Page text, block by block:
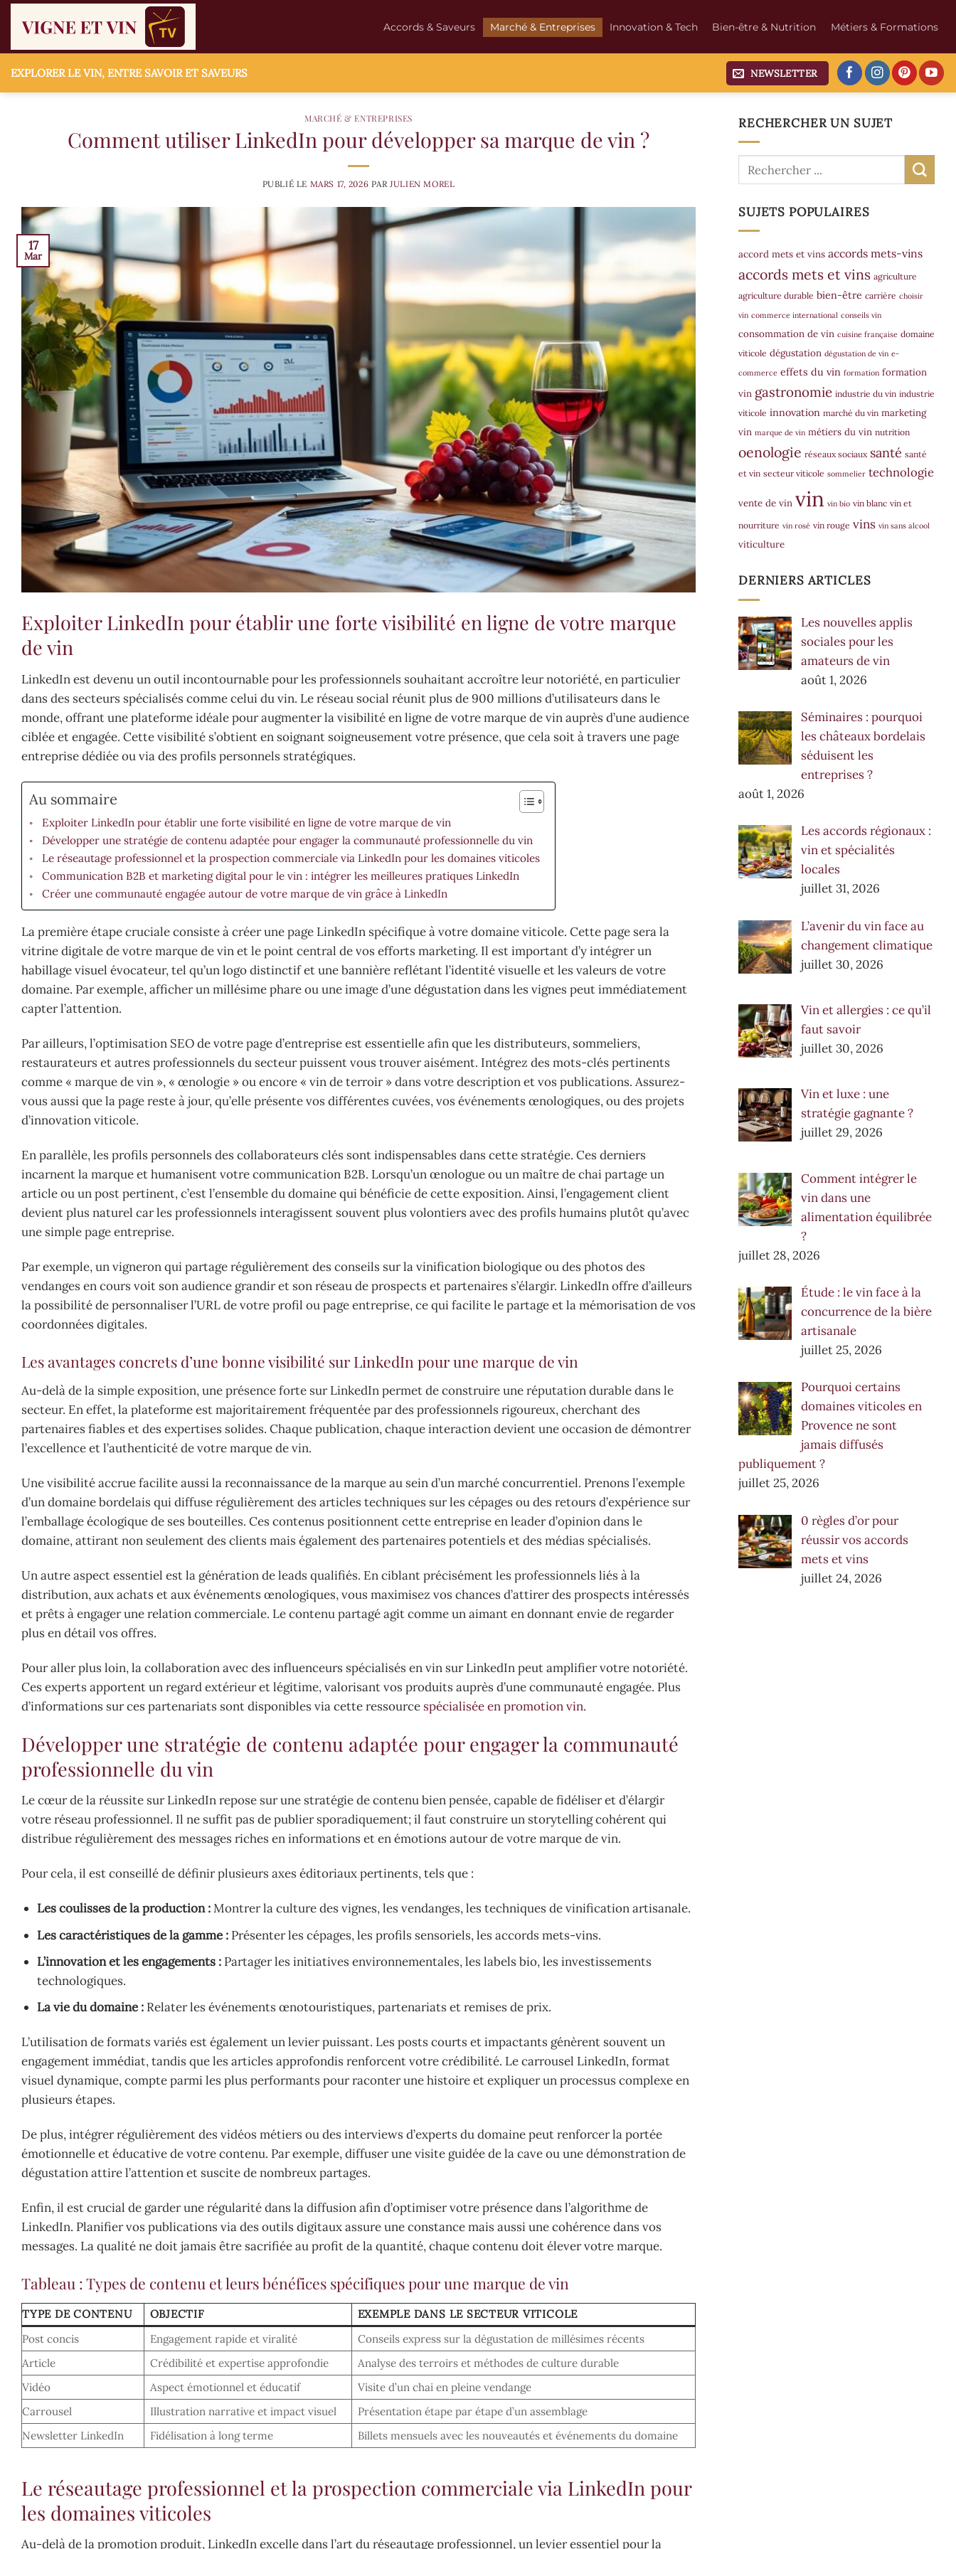
Passer
contenu
Accords & Saveurs Marché & Entreprises Innovation & Tech Bien-être & Nutrition Métiers & Formations
EXPLORER LE VIN, ENTRE SAVOIR ET SAVEURS NEWSLETTER
MARCHÉ & ENTREPRISES
Comment utiliser LinkedIn pour développer sa marque de vin ?
PUBLIÉ LE MARS 17, 2026 PARJULIEN MOREL
17
Mar
Exploiter LinkedIn pour établir une forte visibilité en ligne de votre marque
de vin
LinkedIn est devenu un outil incontournable pour les professionnels souhaitant accroître leur notoriété, en particulier
dans des secteurs spécialisés comme celui du vin. Le réseau social réunit plus de 900 millions d’utilisateurs dans le
monde, offrant une plateforme idéale pour augmenter la visibilité en ligne de votre marque de vin auprès d’une audience
ciblée et engagée. Cette visibilité s’obtient en soignant soigneusement votre présence, que cela soit à travers une page
entreprise dédiée ou via des profils personnels stratégiques.
Au sommaire
Exploiter LinkedIn pour établir une forte visibilité en ligne de votre marque de vin
Développer une stratégie de contenu adaptée pour engager la communauté professionnelle du vin
Le réseautage professionnel et la prospection commerciale via LinkedIn pour les domaines viticoles
Communication B2B et marketing digital pour le vin : intégrer les meilleures pratiques LinkedIn
Créer une communauté engagée autour de votre marque de vin grâce à LinkedIn
La première étape cruciale consiste à créer une page LinkedIn spécifique à votre domaine viticole. Cette page sera la
vitrine digitale de votre marque de vin et le point central de vos efforts marketing. Il est important d’y intégrer un
habillage visuel évocateur, tel qu’un logo distinctif et une bannière reflétant l’identité visuelle et les valeurs de votre
domaine. Par exemple, afficher un millésime phare ou une image d’une dégustation dans les vignes peut immédiatement
capter l’attention.
Par ailleurs, l’optimisation SEO de votre page d’entreprise est essentielle afin que les distributeurs, sommeliers,
restaurateurs et autres professionnels du secteur puissent vous trouver aisément. Intégrez des mots-clés pertinents
comme « marque de vin », « œnologie » ou encore « vin de terroir » dans votre description et vos publications. Assurez-
vous aussi que la page reste à jour, qu’elle présente vos différentes cuvées, vos événements œnologiques, ou des projets
d’innovation viticole.
En parallèle, les profils personnels des collaborateurs clés sont indispensables dans cette stratégie. Ces derniers
incarnent la marque et humanisent votre communication B2B. Lorsqu’un œnologue ou un maître de chai partage un
article ou un post pertinent, c’est l’ensemble du domaine qui bénéficie de cette exposition. Ainsi, l’engagement client
devient plus naturel car les professionnels interagissent souvent plus volontiers avec des profils humains plutôt qu’avec
une simple page entreprise.
Par exemple, un vigneron qui partage régulièrement des conseils sur la vinification biologique ou des photos des
vendanges en cours voit son audience grandir et son réseau de prospects et partenaires s’élargir. LinkedIn offre d’ailleurs
la possibilité de personnaliser l’URL de votre profil ou page entreprise, ce qui facilite le partage et la mémorisation de vos
coordonnées digitales.
Les avantages concrets d’une bonne visibilité sur LinkedIn pour une marque de vin
Au-delà de la simple exposition, une présence forte sur LinkedIn permet de construire une réputation durable dans le
secteur. En effet, la plateforme est majoritairement fréquentée par des professionnels rigoureux, cherchant des
partenaires fiables et des expertises solides. Chaque publication, chaque interaction devient une occasion de démontrer
l’excellence et l’authenticité de votre marque de vin.
Une visibilité accrue facilite aussi la reconnaissance de la marque au sein d’un marché concurrentiel. Prenons l’exemple
d’un domaine bordelais qui diffuse régulièrement des articles techniques sur les cépages ou des retours d’expérience sur
l’emballage écologique de ses bouteilles. Ces contenus positionnent cette entreprise en leader d’opinion dans le
domaine, attirant non seulement des clients mais également des partenaires potentiels et des médias spécialisés.
Un autre aspect essentiel est la génération de leads qualifiés. En ciblant précisément les professionnels liés à la
distribution, aux achats et aux événements œnologiques, vous maximisez vos chances d’attirer des prospects intéressés
et prêts à engager une relation commerciale. Le contenu partagé agit comme un aimant en donnant envie de regarder
plus en détail vos offres.
Pour aller plus loin, la collaboration avec des influenceurs spécialisés en vin sur LinkedIn peut amplifier votre notoriété.
Ces experts apportent un regard extérieur et légitime, valorisant vos produits auprès d’une communauté engagée. Plus
d’informations sur ces partenariats sont disponibles via cette ressource spécialisée en promotion vin.
Développer une stratégie de contenu adaptée pour engager la communauté
professionnelle du vin
Le cœur de la réussite sur LinkedIn repose sur une stratégie de contenu bien pensée, capable de fidéliser et d’élargir
votre réseau professionnel. Il ne suffit pas de publier sporadiquement; il faut construire un storytelling cohérent qui
distribue régulièrement des messages riches en informations et en émotions autour de votre marque de vin.
Pour cela, il est conseillé de définir plusieurs axes éditoriaux pertinents, tels que :
Les coulisses de la production :Montrer la culture des vignes, les vendanges, les techniques de vinification artisanale.
Les caractéristiques de la gamme : Présenter les cépages, les profils sensoriels, les accords mets-vins.
L’innovation et les engagements : Partager les initiatives environnementales, les labels bio, les investissements
technologiques.
La vie du domaine : Relater les événements œnotouristiques, partenariats et remises de prix.
L’utilisation de formats variés est également un levier puissant. Les posts courts et impactants génèrent souvent un
engagement immédiat, tandis que les articles approfondis renforcent votre crédibilité. Le carrousel LinkedIn, format
visuel dynamique, compte parmi les plus performants pour raconter une histoire et expliquer un processus complexe en
plusieurs étapes.
De plus, intégrer régulièrement des vidéos métiers ou des interviews d’experts du domaine peut renforcer la portée
émotionnelle et éducative de votre contenu. Par exemple, diffuser une visite guidée de la cave ou une démonstration de
dégustation attire l’attention et suscite de nombreux partages.
Enfin, il est crucial de garder une régularité dans la diffusion afin d’optimiser votre présence dans l’algorithme de
LinkedIn. Planifier vos publications via des outils digitaux assure une constance mais aussi une cohérence dans vos
messages. La qualité ne doit jamais être sacrifiée au profit de la quantité, chaque contenu doit élever votre marque.
Tableau : Types de contenu et leurs bénéfices spécifiques pour une marque de vin
TYPE DE CONTENU OBJECTIF
EXEMPLE DANS LE SECTEUR VITICOLE
Post concis
Engagement rapide et viralité
Conseils express sur la dégustation de millésimes récents
Article
Crédibilité et expertise approfondie
Analyse des terroirs et méthodes de culture durable
Vidéo
Aspect émotionnel et éducatif
Visite d’un chai en pleine vendange
Carrousel
Illustration narrative et impact visuel
Présentation étape par étape d’un assemblage
Newsletter LinkedIn
Fidélisation à long terme Billets mensuels avec les nouveautés et événements du domaine
Le réseautage professionnel et la prospection commerciale via LinkedIn pour
les domaines viticoles
Au-delà de la promotion produit, LinkedIn excelle dans l’art du réseautage professionnel, un levier essentiel pour la
RECHERCHER UN SUJET
SUJETS POPULAIRES
accord mets et vins accords mets-vins
accords mets et vins agriculture
agriculture durable bien-être carrière choisir
vin commerce international conseils vin
consommation de vin cuisine française domaine
viticole dégustation dégustation de vin e-
commerce effets du vin formation formation
vin gastronomie industrie du vin industrie
viticole innovation marché du vin marketing
vin marque de vin métiers du vin nutrition
oenologie réseaux sociaux santé santé
et vin secteur viticole sommelier technologie
vente de vin vin vin bio vin blanc vin et
nourriture vin rosé vin rouge vins vin sans alcool
viticulture
DERNIERS ARTICLES
Les nouvelles applis
sociales pour les
amateurs de vin
août 1, 2026
Séminaires : pourquoi
les châteaux bordelais
séduisent les
entreprises ?
août 1, 2026
Les accords régionaux :
vin et spécialités
locales
juillet 31, 2026
L’avenir du vin face au
changement climatique
juillet 30, 2026
Vin et allergies : ce qu’il
faut savoir
juillet 30, 2026
Vin et luxe : une
stratégie gagnante ?
juillet 29, 2026
Comment intégrer le
vin dans une
alimentation équilibrée
?
juillet 28, 2026
Étude : le vin face à la
concurrence de la bière
artisanale
juillet 25, 2026
Pourquoi certains
domaines viticoles en
Provence ne sont
jamais diffusés
publiquement ?
juillet 25, 2026
0 règles d’or pour
réussir vos accords
mets et vins
juillet 24, 2026